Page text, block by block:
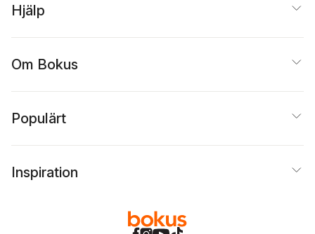
Hjälp
Om Bokus
Populärt
Inspiration